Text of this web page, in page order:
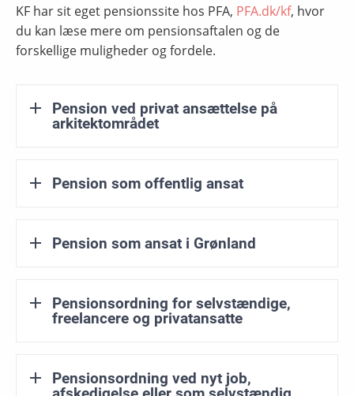
KF har sit eget pensionssite hos PFA, PFA.dk/kf, hvor
du kan læse mere om pensionsaftalen og de
forskellige muligheder og fordele.
Pension ved privat ansættelse på
arkitektområdet
Pension som offentlig ansat
Pension som ansat i Grønland
Pensionsordning for selvstændige,
freelancere og privatansatte
Pensionsordning ved nyt job,